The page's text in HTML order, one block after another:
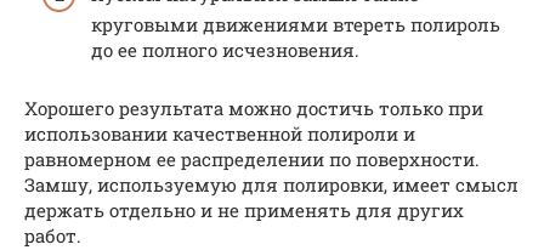
круговыми движениями втереть полироль
до ее полного исчезновения.
Хорошего результата можно достичь только при
использовании качественной полироли и
равномерном ее распределении по поверхности.
Замшу, используемую для полировки, имеет смысл
держать отдельно и не применять для других
работ.